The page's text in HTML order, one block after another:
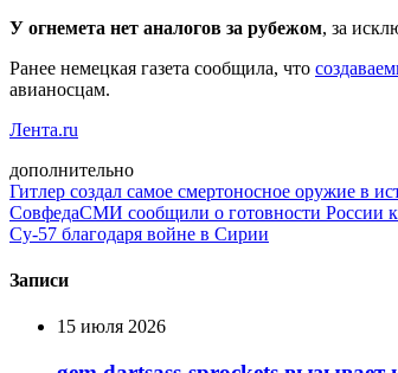
У огнемета нет аналогов за рубежом, за
Ранее немецкая газета сообщила, что
авианосцам.
Лента.ru
дополнительно
Гитлер создал самое смертоносное оружие в
СовфедаСМИ сообщили о готовности России
Су-57 благодаря войне в Сирии
Записи
15 июля 2026